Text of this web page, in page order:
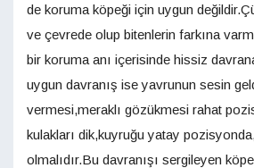
de koruma köpeği için uygun
ve çevrede olup bitenlerin farkına
bir koruma anı içerisinde hissiz
uygun davranış ise yavrunun sesin
vermesi,meraklı gözükmesi rahat
kulakları dik,kuyruğu yatay pozisyonda,
olmalıdır.Bu davranışı sergileyen